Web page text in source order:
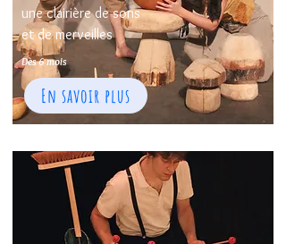
une clairière de sons
et de merveilles
Dès 6 mois
En savoir plus